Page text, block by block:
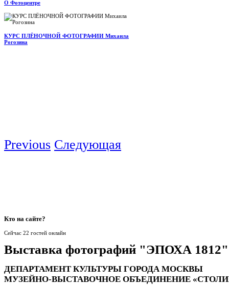
О Фотоцентре
КУРС ПЛЁНОЧНОЙ ФОТОГРАФИИ Михаила
Рогозина
Previous Следующая
Кто на сайте?
Сейчас 22 гостей онлайн
Выставка фотографий "ЭПОХА 1812"
ДЕПАРТАМЕНТ КУЛЬТУРЫ ГОРОДА МОСКВЫ
МУЗЕЙНО-ВЫСТАВОЧНОЕ ОБЪЕДИНЕНИЕ